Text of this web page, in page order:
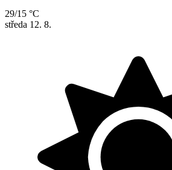
29/15 °C
středa 12. 8.